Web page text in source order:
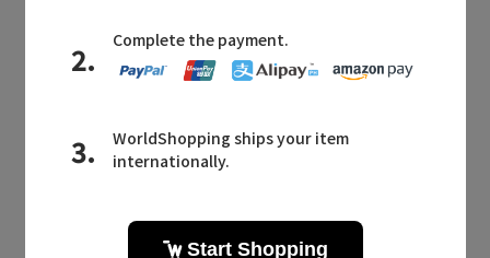
THE NORTH FACE /ザ・ノース・フェイス
【KIDS】コンバートクロスベスト
THE NORTH FACE